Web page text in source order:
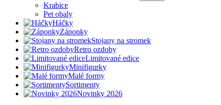
Krabice
Pet obaly
Háčky
Záponky
Stojany na stromek
Retro ozdoby
Limitované edice
Minifigurky
Malé formy
Sortimenty
Novinky 2026